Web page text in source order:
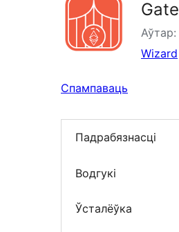
Gate
Аўтар:
Wizard
Спампаваць
Падрабязнасці
Водгукі
Ўсталёўка